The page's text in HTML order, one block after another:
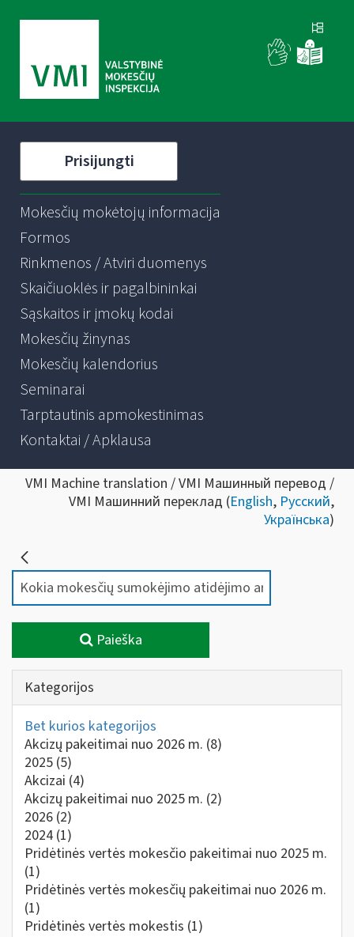
Prisijungti
Mokesčių mokėtojų informacija
Formos
Rinkmenos / Atviri duomenys
Skaičiuoklės ir pagalbininkai
Sąskaitos ir įmokų kodai
Mokesčių žinynas
Mokesčių kalendorius
Seminarai
Tarptautinis apmokestinimas
Kontaktai / Apklausa
VMI Machine translation / VMI Машинный перевод /
VMI Машинний переклад (English, Русский,
Українська)
Paieška
Kategorijos
Bet kurios kategorijos
Akcizų pakeitimai nuo 2026 m. (8)
2025 (5)
Akcizai (4)
Akcizų pakeitimai nuo 2025 m. (2)
2026 (2)
2024 (1)
Pridėtinės vertės mokesčio pakeitimai nuo 2025 m.
(1)
Pridėtinės vertės mokesčių pakeitimai nuo 2026 m.
(1)
Pridėtinės vertės mokestis (1)